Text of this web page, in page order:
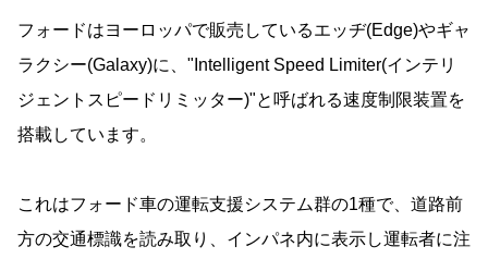
フォードはヨーロッパで販売しているエッヂ(Edge)やギャ
ラクシー(Galaxy)に、"Intelligent Speed Limiter(インテリ
ジェントスピードリミッター)"と呼ばれる速度制限装置を
搭載しています。
これはフォード車の運転支援システム群の1種で、道路前
方の交通標識を読み取り、インパネ内に表示し運転者に注